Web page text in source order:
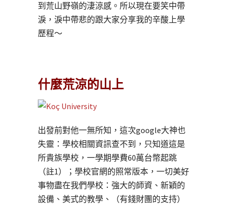
到荒山野嶺的淒涼感。所以現在要笑中帶
淚，淚中帶悲的跟大家分享我的辛酸上學
歷程～
什麼荒涼的山上
出發前對他一無所知，這次google大神也
失靈：學校相關資訊查不到，只知道這是
所貴族學校，一學期學費60萬台幣起跳
（註1）；學校官網的照常版本，一切美好
事物盡在我們學校：強大的師資、新穎的
設備、美式的教學、（有錢財團的支持）